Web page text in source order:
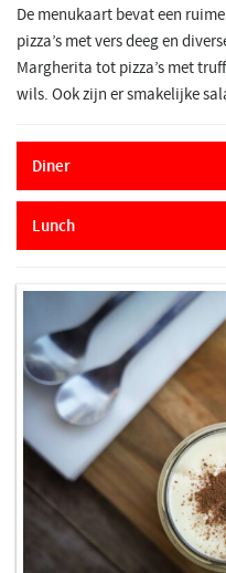
De menukaart bevat een
pizza’s met vers deeg en
Margherita tot pizza’s met
wils. Ook zijn er smakelijke
Diner
Lunch